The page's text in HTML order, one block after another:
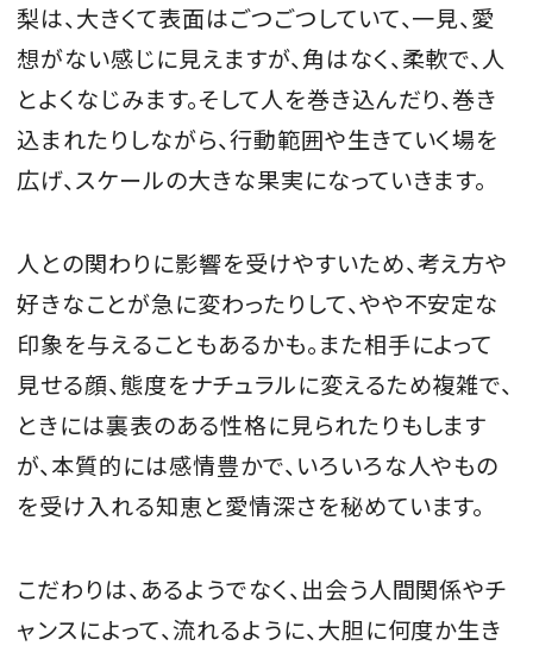
MAGAZINE
SPUR 2026 JULY
2026-07-23発売
最新号を試し読み
梨は、大きくて表面はごつごつしていて、一見、愛
想がない感じに見えますが、角はなく、柔軟で、人
とよくなじみます。そして人を巻き込んだり、巻き
込まれたりしながら、行動範囲や生きていく場を
広げ、スケールの大きな果実になっていきます。
人との関わりに影響を受けやすいため、考え方や
好きなことが急に変わったりして、やや不安定な
印象を与えることもあるかも。また相手によって
見せる顔、態度をナチュラルに変えるため複雑で、
ときには裏表のある性格に見られたりもします
が、本質的には感情豊かで、いろいろな人やもの
を受け入れる知恵と愛情深さを秘めています。
こだわりは、あるようでなく、出会う人間関係やチ
ャンスによって、流れるように、大胆に何度か生き